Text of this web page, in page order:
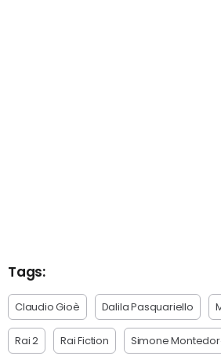
Tags:
Claudio Gioè Dalila Pasquariello
Rai 2 Rai Fiction Simone